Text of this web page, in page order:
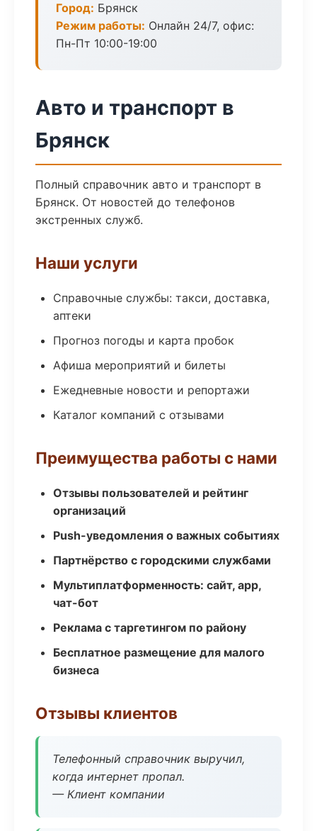
Город: Брянск
Режим работы: Онлайн 24/7, офис:
Пн-Пт 10:00-19:00
Авто и транспорт в
Брянск
Полный справочник авто и транспорт в
Брянск. От новостей до телефонов
экстренных служб.
Наши услуги
Справочные службы: такси, доставка,
аптеки
Прогноз погоды и карта пробок
Афиша мероприятий и билеты
Ежедневные новости и репортажи
Каталог компаний с отзывами
Преимущества работы с нами
Отзывы пользователей и рейтинг
организаций
Push-уведомления о важных событиях
Партнёрство с городскими службами
Мультиплатформенность: сайт, app,
чат-бот
Реклама с таргетингом по району
Бесплатное размещение для малого
бизнеса
Отзывы клиентов
Телефонный справочник выручил,
когда интернет пропал.
— Клиент компании